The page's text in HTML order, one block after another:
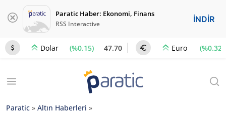
Paratic Haber: Ekonomi, Finans
RSS Interactive İNDİR
Dolar (%0.15) 47.70 Euro (%0.32)
Paratic » Altın Haberleri »